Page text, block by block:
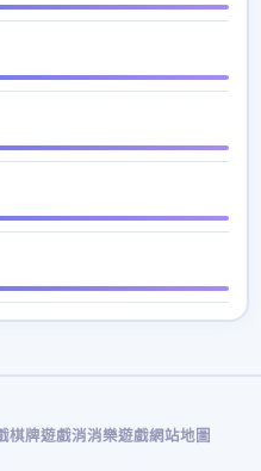
棋牌遊戲消消樂遊戲網站地圖